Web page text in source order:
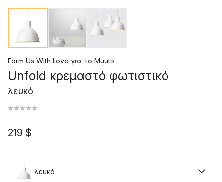
Form Us With Love για το Muuto
Unfold κρεμαστό φωτιστικό
λευκό
219 $
λευκό